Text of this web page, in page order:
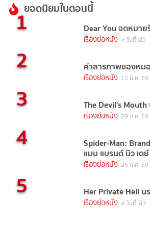
ยอดนิยมในตอนนี้
1 Dear You จดหมา
เรื่องย่อหนัง 4 วันที่แล้ว
2 คำสารภาพของหม
เรื่องย่อหนัง 13 มิ.ย. 69
3 The Devil's
เรื่องย่อหนัง 29 ก.ค. 69
4 Spider-Man:
แมน แบรนด์ นิว เดย์
เรื่องย่อหนัง 26 ก.ค. 69
5 Her Private Hell น
เรื่องย่อหนัง 4 วันที่แล้ว